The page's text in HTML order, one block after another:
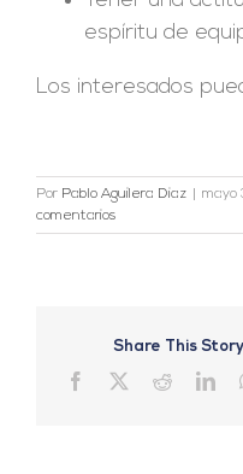
espíritu de
Los interesados
Por Pablo Aguilera Diaz mayo
comentarios
Share This
Facebook Reddit